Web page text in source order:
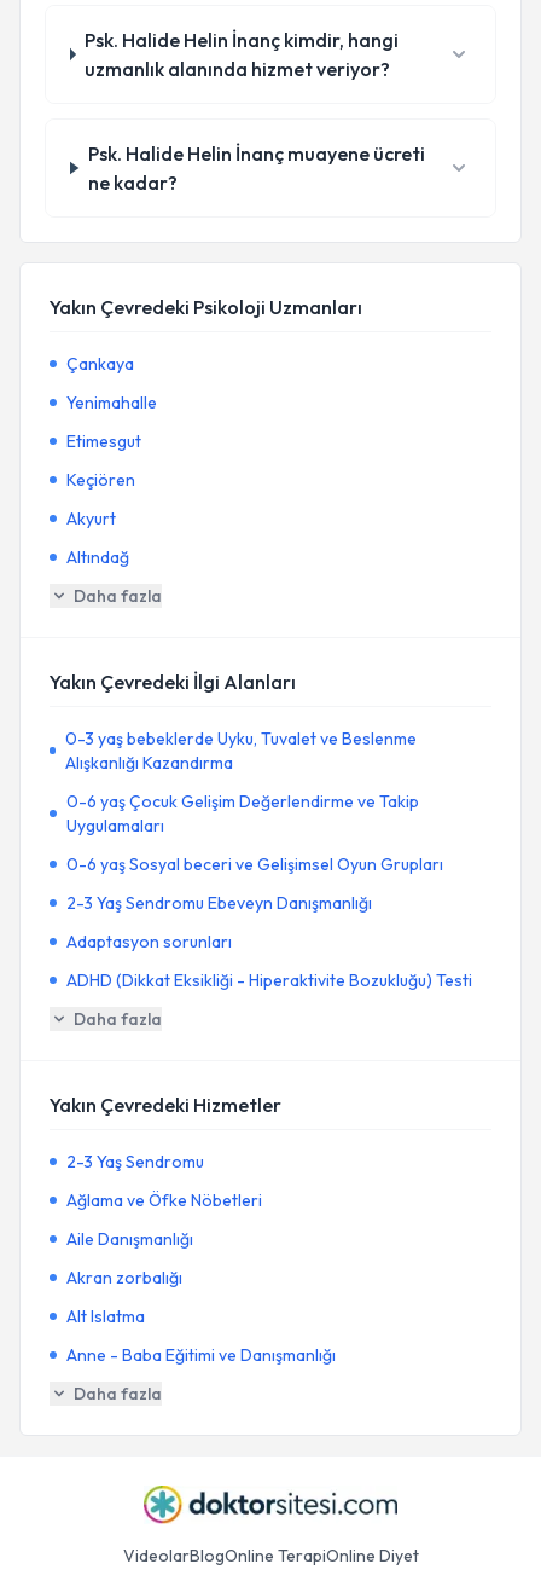
Psk. Halide Helin İnanç kimdir, hangi
uzmanlık alanında hizmet veriyor?
Psk. Halide Helin İnanç muayene ücreti
ne kadar?
Yakın Çevredeki Psikoloji Uzmanları
Çankaya
Yenimahalle
Etimesgut
Keçiören
Akyurt
Altındağ
Daha fazla
Yakın Çevredeki İlgi Alanları
0-3 yaş bebeklerde Uyku, Tuvalet ve Beslenme
Alışkanlığı Kazandırma
0-6 yaş Çocuk Gelişim Değerlendirme ve Takip
Uygulamaları
0-6 yaş Sosyal beceri ve Gelişimsel Oyun Grupları
2-3 Yaş Sendromu Ebeveyn Danışmanlığı
Adaptasyon sorunları
ADHD (Dikkat Eksikliği - Hiperaktivite Bozukluğu) Testi
Daha fazla
Yakın Çevredeki Hizmetler
2-3 Yaş Sendromu
Ağlama ve Öfke Nöbetleri
Aile Danışmanlığı
Akran zorbalığı
Alt Islatma
Anne - Baba Eğitimi ve Danışmanlığı
Daha fazla
VideolarBlogOnline TerapiOnline Diyet